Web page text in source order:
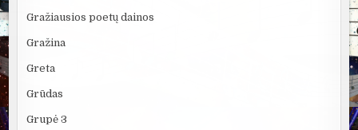
Gražiausios poetų dainos
Gražina
Greta
Grūdas
Grupė 3